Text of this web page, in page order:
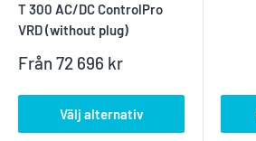
T 300 AC/DC ControlPro
VRD (without plug)
Reapris
Från 72 696 kr
Välj alternativ